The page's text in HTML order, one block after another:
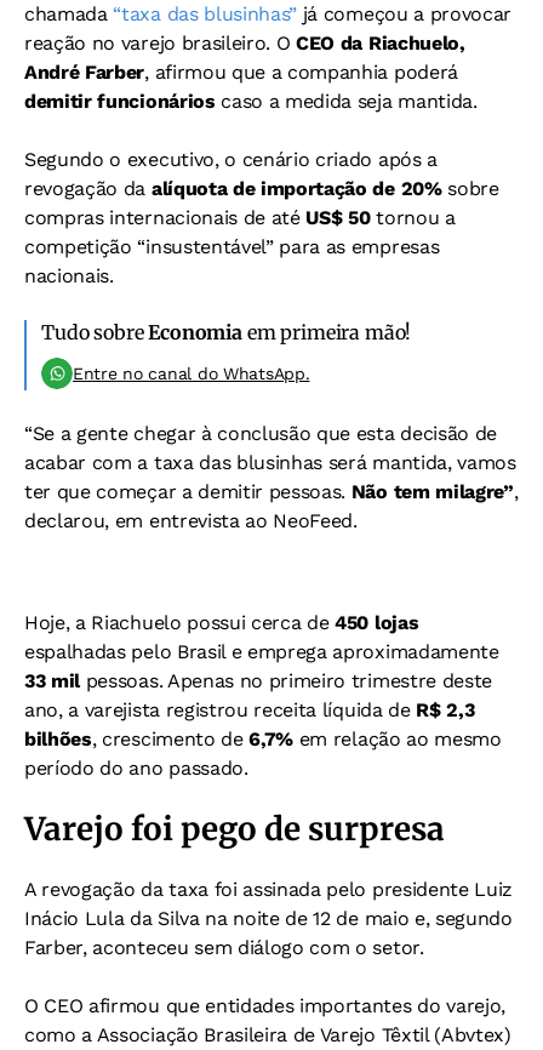
chamada “taxa das blusinhas” já começou a provocar
reação no varejo brasileiro. O CEO da Riachuelo,
André Farber, afirmou que a companhia poderá
demitir funcionários caso a medida seja mantida.
Segundo o executivo, o cenário criado após a
revogação da alíquota de importação de 20%sobre
compras internacionais de até US$ 50tornou a
competição “insustentável” para as empresas
nacionais.
Tudo sobreEconomia em primeira mão!
Entre no canal do WhatsApp.
“Se a gente chegar à conclusão que esta decisão de
acabar com a taxa das blusinhas será mantida, vamos
ter que começar a demitir pessoas. Não tem milagre”,
declarou, em entrevista ao NeoFeed.
Hoje, a Riachuelo possui cerca de450 lojas
espalhadas pelo Brasil e emprega aproximadamente
33 mil pessoas. Apenas no primeiro trimestre deste
ano, a varejista registrou receita líquida de R$ 2,3
bilhões, crescimento de6,7% em relação ao mesmo
período do ano passado.
Varejo foi pego de surpresa
A revogação da taxa foi assinada pelo presidente Luiz
Inácio Lula da Silva na noite de 12 de maio e, segundo
Farber, aconteceu sem diálogo com o setor.
O CEO afirmou que entidades importantes do varejo,
como a Associação Brasileira de Varejo Têxtil (Abvtex)